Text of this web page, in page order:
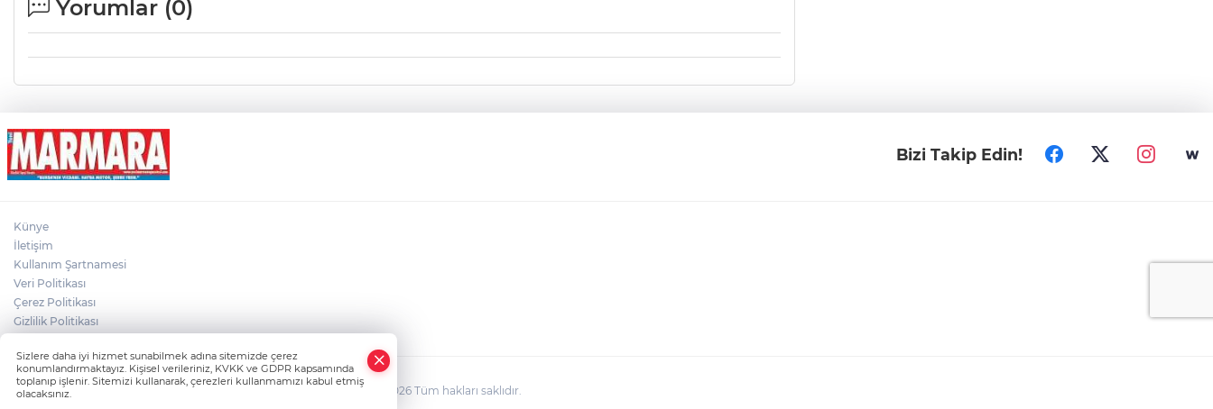
Yorumlar (0)
Bizi Takip Edin!
Künye
İletişim
Kullanım Şartnamesi
Veri Politikası
Çerez Politikası
Gizlilik Politikası
HABER YAZILIMI ve TURKTICARET.NET projesidir. Copyright© 2006-2026 Tüm hakları saklıdır.
Sizlere daha iyi hizmet sunabilmek adına sitemizde çerez
konumlandırmaktayız. Kişisel verileriniz, KVKK ve GDPR kapsamında
toplanıp işlenir. Sitemizi kullanarak, çerezleri kullanmamızı kabul etmiş
olacaksınız.
Whatsapp